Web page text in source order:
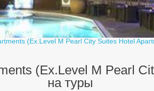
(Ex.Level M Pearl City Suites Hotel
(Ex.Level M Pearl
на туры